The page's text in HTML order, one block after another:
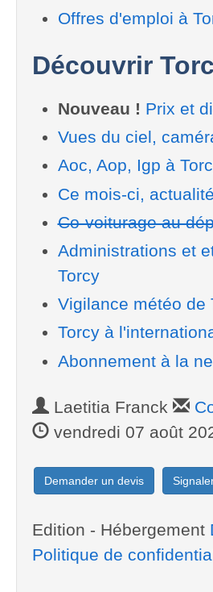
Offres d'emploi à
Découvrir
Nouveau ! Prix et
Vues du ciel,
Aoc, Aop, Igp à
Ce mois-ci,
Co-voiturage au
Administrations et
Torcy
Vigilance météo de
Torcy à
Abonnement à la
Laetitia Franck
vendredi 07 août
Demander un devis
Edition - Hébergement
Politique de